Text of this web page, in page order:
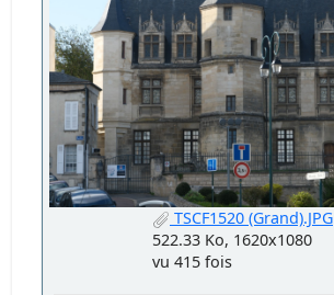
TSCF1520 (Grand).JPG
522.33 Ko, 1620x1080
vu 415 fois